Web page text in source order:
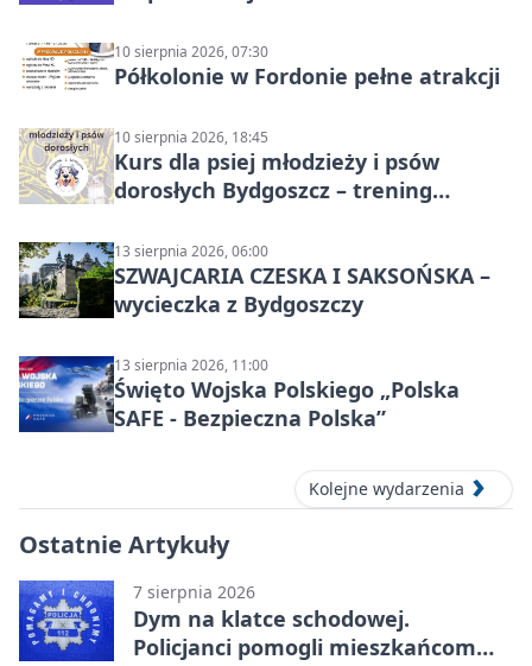
10 sierpnia 2026, 07:30
Półkolonie w Fordonie pełne atrakcji
10 sierpnia 2026, 18:45
Kurs dla psiej młodzieży i psów
dorosłych Bydgoszcz – trening
13 sierpnia 2026, 06:00
SZWAJCARIA CZESKA I SAKSOŃSKA –
wycieczka z Bydgoszczy
13 sierpnia 2026, 11:00
Święto Wojska Polskiego „Polska
SAFE - Bezpieczna Polska”
Kolejne wydarzenia
Ostatnie Artykuły
7 sierpnia 2026
Dym na klatce schodowej.
Policjanci pomogli mieszkańcom